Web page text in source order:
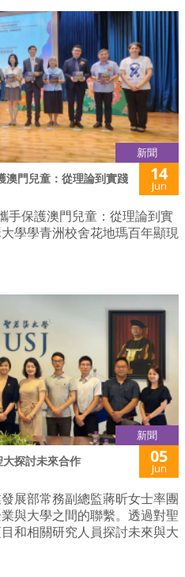
新聞
澳門兒童：從理論到實踐 14
Jun
手保護澳門兒童：從理論到實
學學青洲校舍花地瑪百年顯現
新聞
探討未來合作 05
Jun
展部常務副總監蔣昕女士率團
與大學之間的聯繫。透過對聖
和相關研究人員探討未來與大